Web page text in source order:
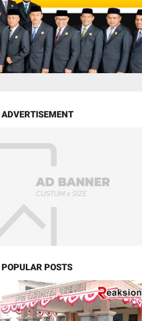
ADVERTISEMENT
POPULAR POSTS